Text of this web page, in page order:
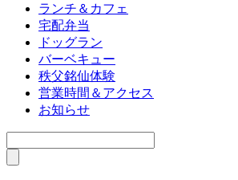
ランチ＆カフェ
宅配弁当
ドッグラン
バーベキュー
秩父銘仙体験
営業時間＆アクセス
お知らせ